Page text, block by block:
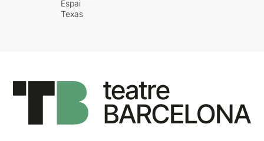
Espai
Texas